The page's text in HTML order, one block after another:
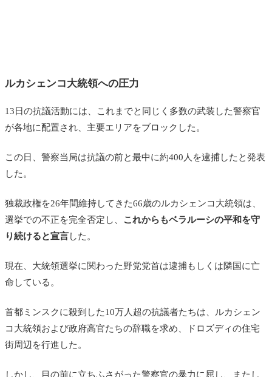
ルカシェンコ大統領への圧力
13日の抗議活動には、これまでと同じく多数の武装した警察官
が各地に配置され、主要エリアをブロックした。
この日、警察当局は抗議の前と最中に約400人を逮捕したと発表
した。
独裁政権を26年間維持してきた66歳のルカシェンコ大統領は、
選挙での不正を完全否定し、 これからもベラルーシの平和を守
り続けると宣言した。
現在、大統領選挙に関わった野党党首は逮捕もしくは隣国に亡
命している。
首都ミンスクに殺到した10万人超の抗議者たちは、ルカシェン
コ大統領および政府高官たちの辞職を求め、ドロズディの住宅
街周辺を行進した。
しかし、目の前に立ちふさがった警察官の暴力に屈し、またし